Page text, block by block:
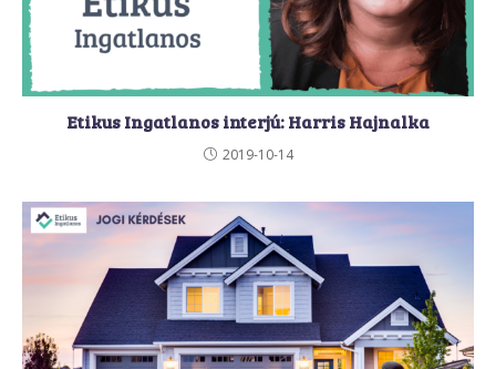
Etikus Ingatlanos interjú: Harris Hajnalka
2019-10-14